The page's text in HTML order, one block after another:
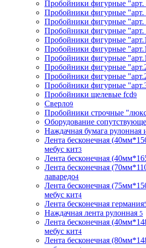
Пробойники фигурные "арт.
Пробойники фигурные "арт.
Пробойники фигурные "арт.
Пробойники фигурные "арт.
Пробойники фигурные
Пробойники фигурные
Пробойники фигурные
Пробойники фигурные
Пробойники фигурные
Пробойники фигурные
Пробойники щелевые fcd9
Сверло9
Пробойники строчные
Оборудование
Наждачная бумага рулонная
Лента бесконечная
мебус кит3
Лента бесконечная
Лента бесконечная
лаваредо4
Лента бесконечная
мебус кит4
Лента бесконечная германия
Наждачная лента рулонная 5
Лента бесконечная
мебус кит4
Лента бесконечная